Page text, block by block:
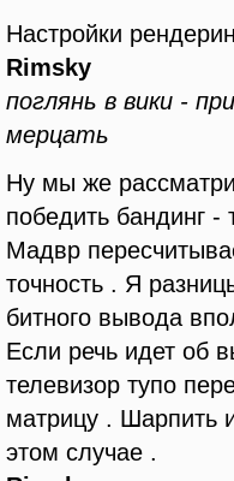
Настройки
Rimsky
поглянь в вики -
мерцать
Ну мы же
победить бандинг -
Мадвр
точность . Я
битного вывода
Если речь идет об
телевизор тупо
матрицу . Шарпить
этом случае .